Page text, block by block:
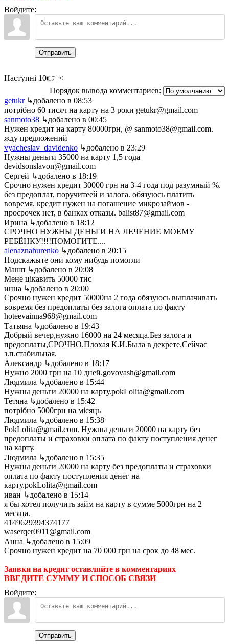
Войдите:
Отправить
Наступні 10👉 <
Порядок вывода комментариев:
getukr ↳добалено в 08:53
потрібно 60 тисяч на карту на 3 роки getukr@gmail.com
sanmoto38 ↳добалено в 00:45
Нужен кредит на карту 80000грн, @ sanmoto38@gmail.com.
жду предложений
vyacheslav_davidenko ↳добалено в 23:29
Нужны деньги 35000 на карту 1,5 года
devidsonslavon@gmail.com
Сергей ↳добалено в 18:19
Срочно нужен кредит 30000 грн на 3-4 года под разумный %.
без предоплат, поручитеей и залога. обязуюсь платить
вовремя. кредит нужен на погашение микрозаймов -
просрочек нет, в банках отказы. balist87@gmail.com
Ирина ↳добалено в 18:12
СРОЧНО НУЖНЫ ДЕНЬГИ НА ЛЕЧЕНИЕ МОЕМУ
РЕБЁНКУ!!!!ПОМОГИТЕ....
alenaznahurenko ↳добалено в 20:15
Подскажыте они кому нибудь помогли
Машп ↳добалено в 20:08
Мене цікавить 50000 тис
инна ↳добалено в 20:00
Срочно нужен кредит 50000на 2 года обязуюсь выплачивать
вовремя без предоплаты без залога оплата по факту
hoteevainna968@gmail.com
Татьяна ↳добалено в 19:43
Добрый вечер,нужно 16000 на 24 месяца.Без залога и
предоплаты,СРОЧНО.Плохая К.И.Была в декрете.Сейчас
з.п.стабильная.
Александр ↳добалено в 18:17
Нужно 2000 грн на 10 дней.govovash@gmail.com
Людмила ↳добалено в 15:44
Нужны деньги 20000 на карту.pokLolita@gmail.com
Тетяна ↳добалено в 15:42
потрібно 5000грн на місяць
Людмила ↳добалено в 15:38
PokLolita@gmail.com. Нужны деньги 20000 на карту без
предоплаты и страховки оплата по факту поступления денег
на карту.
Людмила ↳добалено в 15:35
Нужны деньги 20000 на карту без предоплаты и страховки
оплата по факту поступления денег на
карту.pokLolita@gmail.com
иван ↳добалено в 15:14
я бы хотел получить займ на карту в сумме 5000грн на 2
месяца.
4149629394374177
waserqer0911@gmail.com
Анна ↳добалено в 15:09
Срочно нужен кредит на 70 000 грн на срок до 48 мес.
Заявки на кредит оставляйте в комментариях
ВВЕДИТЕ СУММУ И СПОСОБ СВЯЗИ
Войдите:
Отправить